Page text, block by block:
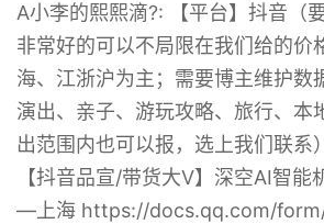
A小李的熙熙滴?: 【平台】抖音（
非常好的可以不局限在我们给的价
海、江浙沪为主；需要博主维护数
演出、亲子、游玩攻略、旅行、本
出范围内也可以报，选上我们联系
【抖音品宣/带货大V】深空AI智能
—上海 https://docs.qq.com/